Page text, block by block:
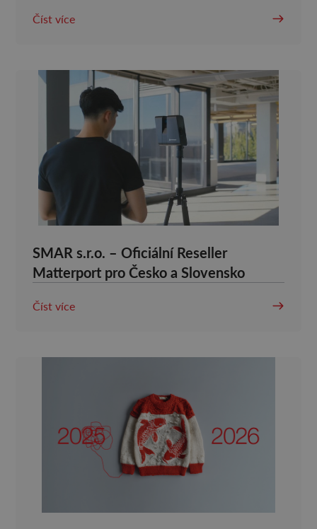
Číst více
SMAR s.r.o. – Oficiální Reseller
Matterport pro Česko a Slovensko
Číst více